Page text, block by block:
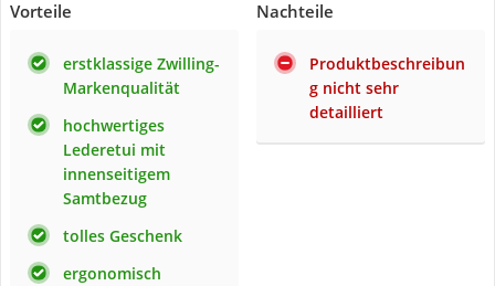
Vorteile
erstklassige Zwilling-
Markenqualität
hochwertiges
Lederetui mit
innenseitigem
Samtbezug
tolles Geschenk
ergonomisch
Nachteile
Produktbeschreibun
g nicht sehr
detailliert